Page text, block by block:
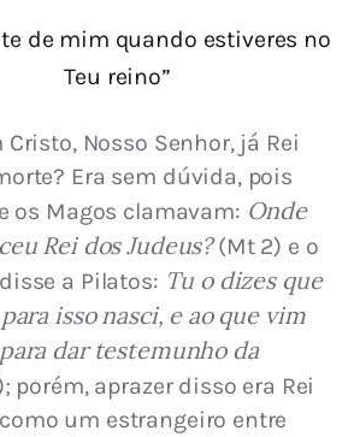
de mim quando estiveres no
Teu reino”
Cristo, Nosso Senhor, já Rei
Era sem dúvida, pois
os Magos clamavam: Onde
Rei dos Judeus? (Mt 2) e o
a Pilatos: Tu o dizes que
isso nasci, e ao que vim
dar testemunho da
porém, aprazer disso era Rei
um estrangeiro entre